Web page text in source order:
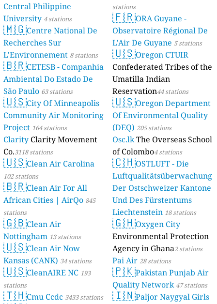
Central Philippine
University 4 stations
🇲🇬Centre National De
Recherches Sur
L'Environnement 8 stations
🇧🇷CETESB - Companhia
Ambiental Do Estado De
São Paulo 63 stations
🇺🇸City Of Minneapolis
Community Air Monitoring
Project 164 stations
Clarity Clarity Movement
Co.3118 stations
🇺🇸Clean Air Carolina
102 stations
🇧🇷Clean Air For All
African Cities | AirQo 845
stations
🇬🇧Clean Air
Nottingham 13 stations
🇺🇸Clean Air Now
Kansas (CANK) 34 stations
🇺🇸CleanAIRE NC 193
stations
🇹🇭Cmu Ccdc 3433 stations
stations
🇫🇷ORA Guyane -
Observatoire Régional De
L'Air De Guyane 5 stations
🇺🇸Oregon CTUIR
Confederated Tribes of the
Umatilla Indian
Reservation44 stations
🇺🇸Oregon Department
Of Environmental Quality
(DEQ) 205 stations
Osc.lkThe Overseas School
of Colombo4 stations
🇨🇭OSTLUFT - Die
Luftqualitätsüberwachung
Der Ostschweizer Kantone
Und Des Fürstentums
Liechtenstein 18 stations
🇬🇭Oxygen City
Environmental Protection
Agency in Ghana2 stations
Pai Air 28 stations
🇵🇰Pakistan Punjab Air
Quality Network 47 stations
🇮🇳Paljor Naygyal Girls